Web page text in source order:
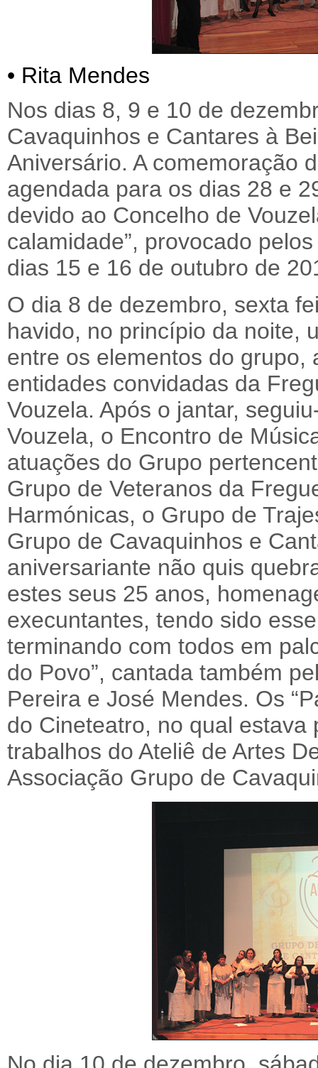
• Rita Mendes
Nos dias 8, 9 e 10 de
Cavaquinhos e Cantares à
Aniversário. A comemoração
agendada para os dias 28 e
devido ao Concelho de
calamidade”, provocado
dias 15 e 16 de outubro de
O dia 8 de dezembro, sexta
havido, no princípio da noite,
entre os elementos do grupo,
entidades convidadas da
Vouzela. Após o jantar,
Vouzela, o Encontro de
atuações do Grupo
Grupo de Veteranos da
Harmónicas, o Grupo de
Grupo de Cavaquinhos e
aniversariante não quis
estes seus 25 anos,
execuntantes, tendo sido
terminando com todos em
do Povo”, cantada também
Pereira e José Mendes. Os
do Cineteatro, no qual
trabalhos do Ateliê de Artes
Associação Grupo de